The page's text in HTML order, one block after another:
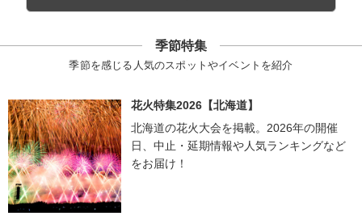
季節特集
季節を感じる人気のスポットやイベントを紹介
花火特集2026【北海道】
北海道の花火大会を掲載。2026年の開催
日、中止・延期情報や人気ランキングなど
をお届け！